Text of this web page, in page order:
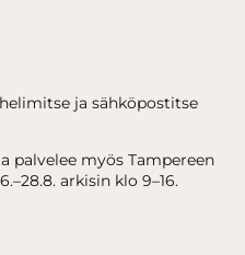
ja sähköpostitse
palvelee myös Tampereen
arkisin klo 9–16.